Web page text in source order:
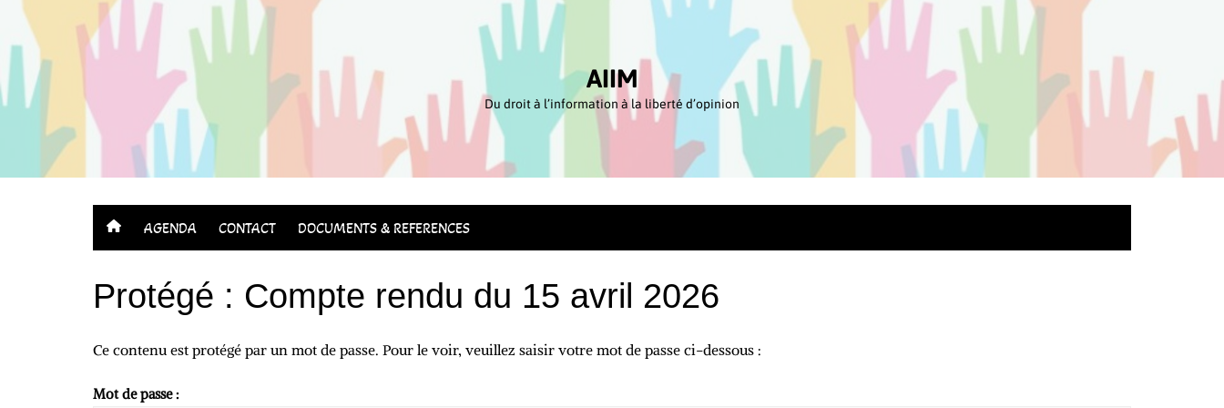
Aller
contenu
AIIM
Du droit à l’information à la liberté d’opinion
AGENDA CONTACT DOCUMENTS & REFERENCES
Protégé : Compte rendu du 15 avril 2026
Ce contenu est protégé par un mot de passe. Pour le voir, veuillez saisir votre mot de passe ci-dessous :
Mot de passe :